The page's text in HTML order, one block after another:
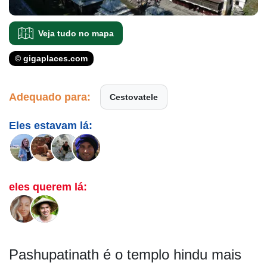
Veja tudo no mapa
© gigaplaces.com
Adequado para: Cestovatele
Eles estavam lá:
eles querem lá:
Pashupatinath é o templo hindu mais